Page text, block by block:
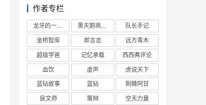
作者专栏
龙牙的一座山 黑天鹅商业情报站
队长手记
金桥智库
郎言志
远方青木
超级学爸
记忆承载
西西弗评论
血饮
虚声
虎说天下
蓝钻故事
蓝钻
荆棘阿甘
良文师
策辩
空天力量